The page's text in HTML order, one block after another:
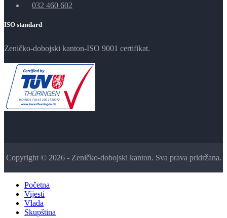
032 460 602
ISO standard
Zeničko-dobojski kanton-ISO 9001 certifikat.
Copyright © 2026 - Zeničko-dobojski kanton. Sva prava pridržana.
Početna
Vijesti
Vlada
Skupština